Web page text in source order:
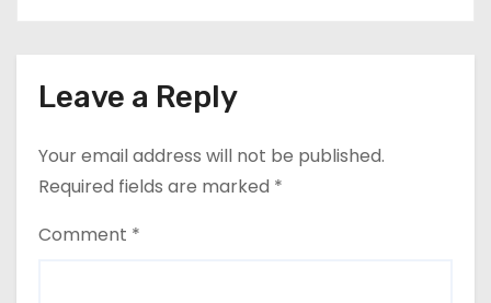
Leave a Reply
Your email address will not be published.
Required fields are marked *
Comment *